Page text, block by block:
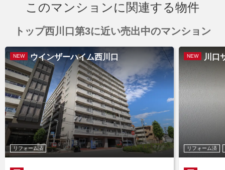
このマンションに関連する物件
トップ西川口第3に近い売出中のマンション
NEW ウインザーハイム西川口
リフォーム済
NEW 川口
リフォーム済